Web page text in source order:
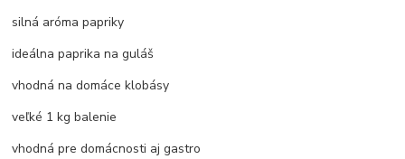
silná aróma papriky
ideálna paprika na guláš
vhodná na domáce klobásy
veľké 1 kg balenie
vhodná pre domácnosti aj gastro